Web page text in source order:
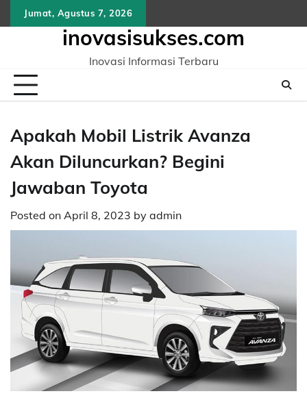
to
Jumat, Agustus 7, 2026
inovasisukses.com
Inovasi Informasi Terbaru
Apakah Mobil Listrik Avanza
Akan Diluncurkan? Begini
Jawaban Toyota
Posted on April 8, 2023 by admin